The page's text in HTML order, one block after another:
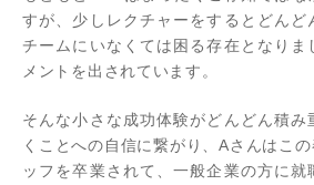
すが、少しレクチャーをするとどんど
チームにいなくては困る存在となりま
メントを出されています。
そんな小さな成功体験がどんどん積み
くことへの自信に繋がり、Aさんはこ
ッフを卒業されて、一般企業の方に就